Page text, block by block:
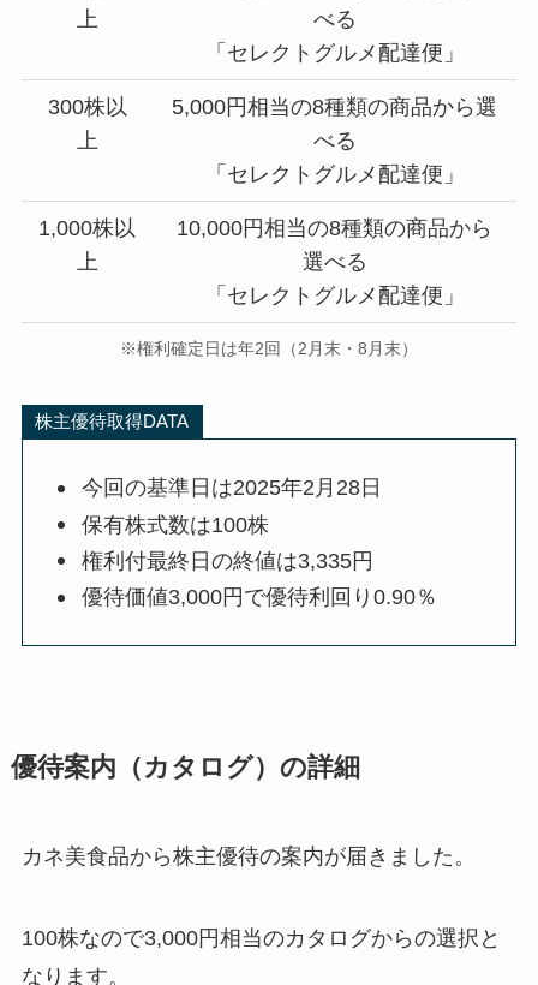
上
べる
「セレクトグルメ配達便」
300株以
上
5,000円相当の8種類の商品から選
べる
「セレクトグルメ配達便」
1,000株以
上
10,000円相当の8種類の商品から
選べる
「セレクトグルメ配達便」
※権利確定日は年2回（2月末・8月末）
株主優待取得DATA
今回の基準日は2025年2月28日
保有株式数は100株
権利付最終日の終値は3,335円
優待価値3,000円で優待利回り0.90％
優待案内（カタログ）の詳細
カネ美食品から株主優待の案内が届きました。
100株なので3,000円相当のカタログからの選択と
なります。